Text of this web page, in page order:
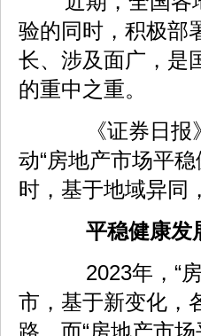
验的同时，积极部
长、涉及面广，是
的重中之重。
《证券日报》
动“房地产市场平
时，基于地域异同
平稳健康发
2023年，“房
市，基于新变化，